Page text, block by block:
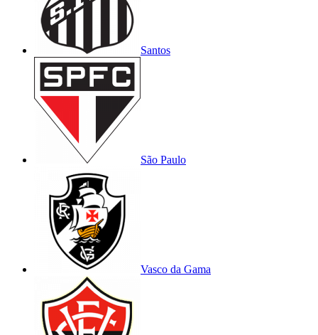
Santos
São Paulo
Vasco da Gama